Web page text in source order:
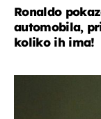
Ronaldo
automobila,
koliko ih ima!